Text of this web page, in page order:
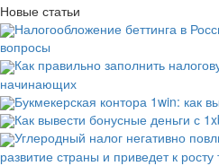
Новые статьи
Налогообложение беттинга в
вопросы
Как правильно заполнить
начинающих
Букмекерская контора 1win: как
Как вывести бонусные деньги с
Углеродный налог негативно
развитие страны и приведет к